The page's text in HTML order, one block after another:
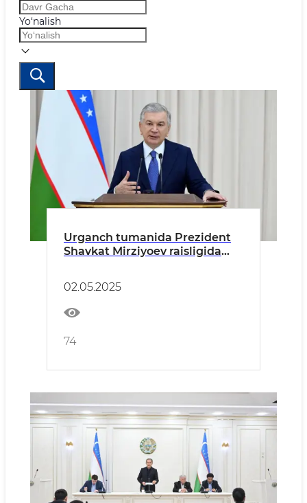
Yo‘nalish
Urganch tumanida Prezident
Shavkat Mirziyoev raisligida
ustuvor vazifalar muhokamasi
yuzasidan yigʻilish boʻlib oʻtdi.
02.05.2025
74